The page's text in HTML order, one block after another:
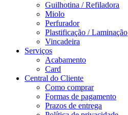
Guilhotina / Refiladora
Miolo
Perfurador
Plastificação / Laminação
Vincadeira
Serviços
Acabamento
Card
Central do Cliente
Como comprar
Formas de pagamento
Prazos de entrega